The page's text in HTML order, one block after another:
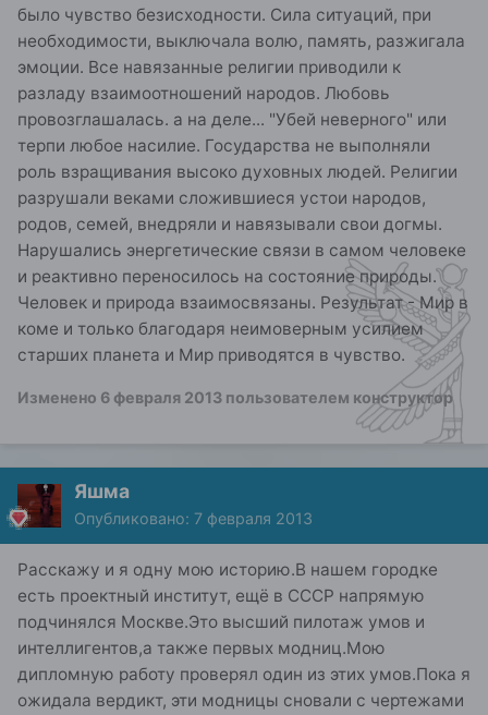
было чувство безисходности. Сила ситуаций, при
необходимости, выключала волю, память, разжигала
эмоции. Все навязанные религии приводили к
разладу взаимоотношений народов. Любовь
провозглашалась. а на деле... "Убей неверного" или
терпи любое насилие. Государства не выполняли
роль взращивания высоко духовных людей. Религии
разрушали веками сложившиеся устои народов,
родов, семей, внедряли и навязывали свои догмы.
Нарушались энергетические связи в самом человеке
и реактивно переносилось на состояние природы.
Человек и природа взаимосвязаны. Результат - Мир в
коме и только благодаря неимоверным усилием
старших планета и Мир приводятся в чувство.
Изменено 6 февраля 2013 пользователем конструктор
Яшма
Опубликовано: 7 февраля 2013
Расскажу и я одну мою историю.В нашем городке
есть проектный институт, ещё в СССР напрямую
подчинялся Москве.Это высший пилотаж умов и
интеллигентов,а также первых модниц.Мою
дипломную работу проверял один из этих умов.Пока я
ожидала вердикт, эти модницы сновали с чертежами